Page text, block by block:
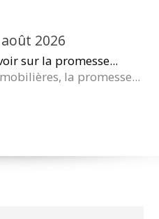
août 2026
sur la promesse...
la promesse...